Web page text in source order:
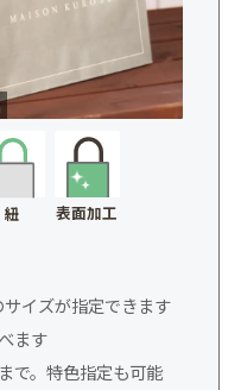
紐 表面加工
サイズが指定できます
ます
で。特色指定も可能